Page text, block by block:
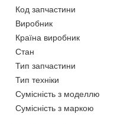
Код запчастини
Виробник
Країна виробник
Стан
Тип запчастини
Тип техніки
Сумісність з моделлю
Сумісність з маркою